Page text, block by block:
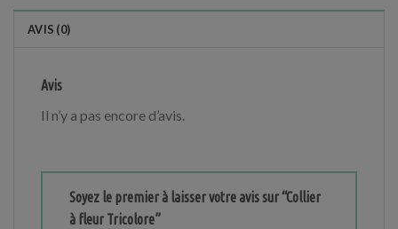
AVIS (0)
Avis
Il n’y a pas encore d’avis.
Soyez le premier à laisser votre avis sur “Collier
à fleur Tricolore”